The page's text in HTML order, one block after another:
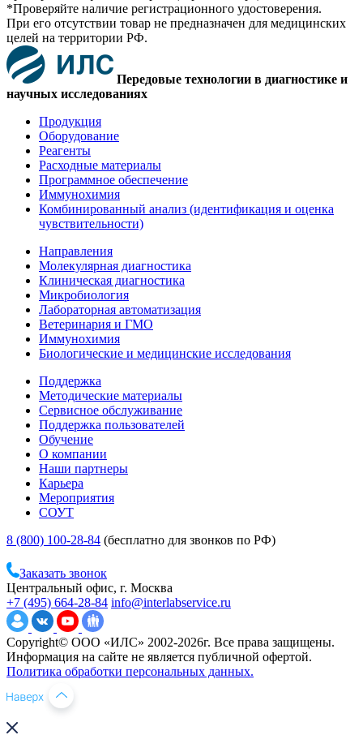
*Проверяйте наличие регистрационного удостоверения.
При его отсутствии товар не предназначен для медицинских
целей на территории РФ.
Передовые технологии в диагностике и
научных исследованиях
Продукция
Оборудование
Реагенты
Расходные материалы
Программное обеспечение
Иммунохимия
Комбинированный анализ (идентификация и оценка
чувствительности)
Направления
Молекулярная диагностика
Клиническая диагностика
Микробиология
Лабораторная автоматизация
Ветеринария и ГМО
Иммунохимия
Биологические и медицинские исследования
Поддержка
Методические материалы
Сервисное обслуживание
Поддержка пользователей
Обучение
О компании
Наши партнеры
Карьера
Мероприятия
СОУТ
8 (800) 100-28-84 (бесплатно для звонков по РФ)
Заказать звонок
Центральный офис, г. Москва
+7 (495) 664-28-84 info@interlabservice.ru
Copyright© ООО «ИЛС» 2002-2026г. Все права защищены.
Информация на сайте не является публичной офертой.
Политика обработки персональных данных.